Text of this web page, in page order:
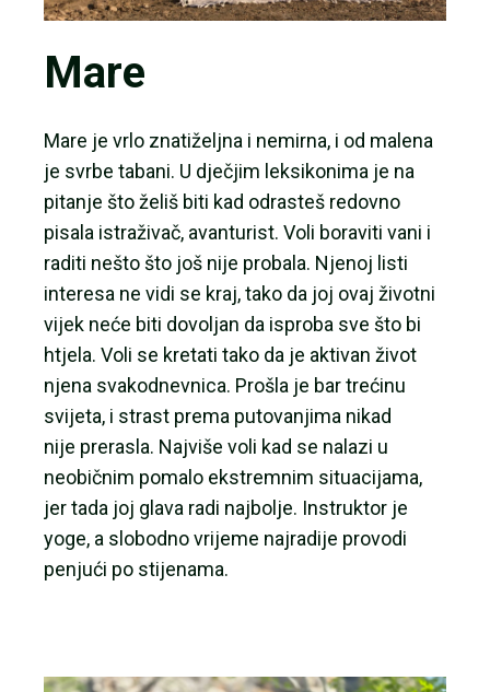
Mare
Mare je vrlo znatiželjna i nemirna, i od malena
je svrbe tabani. U dječjim leksikonima je na
pitanje što želiš biti kad odrasteš redovno
pisala istraživač, avanturist. Voli boraviti vani i
raditi nešto što još nije probala. Njenoj listi
interesa ne vidi se kraj, tako da joj ovaj životni
vijek neće biti dovoljan da isproba sve što bi
htjela. Voli se kretati tako da je aktivan život
njena svakodnevnica. Prošla je bar trećinu
svijeta, i strast prema putovanjima nikad
nije prerasla. Najviše voli kad se nalazi u
neobičnim pomalo ekstremnim situacijama,
jer tada joj glava radi najbolje. Instruktor je
yoge, a slobodno vrijeme najradije provodi
penjući po stijenama.